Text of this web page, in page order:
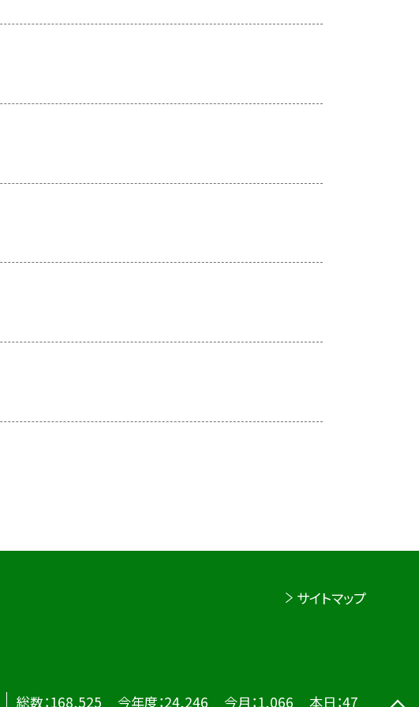
サイトマップ
総数：168,525 今年度：24,246 今月：1,066 本日：47